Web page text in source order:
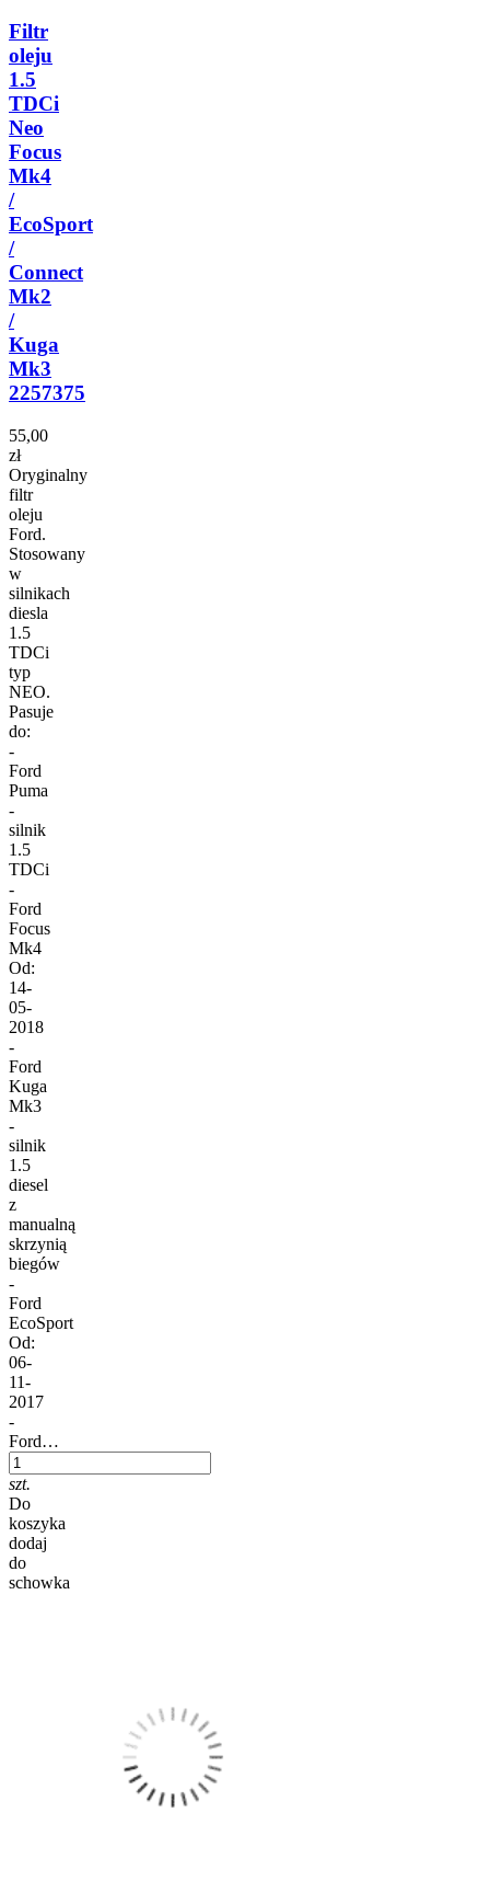
Filtr
oleju
1.5
TDCi
Neo
Focus
Mk4
/
EcoSport
/
Connect
Mk2
/
Kuga
Mk3
2257375
55,00
zł
Oryginalny
filtr
oleju
Ford.
Stosowany
w
silnikach
diesla
1.5
TDCi
typ
NEO.
Pasuje
do:
-
Ford
Puma
-
silnik
1.5
TDCi
-
Ford
Focus
Mk4
Od:
14-
05-
2018
-
Ford
Kuga
Mk3
-
silnik
1.5
diesel
z
manualną
skrzynią
biegów
-
Ford
EcoSport
Od:
06-
11-
2017
-
Ford…
szt.
Do
koszyka
dodaj
do
schowka